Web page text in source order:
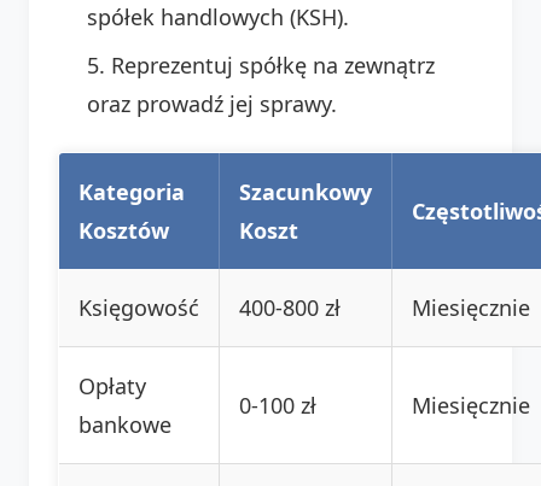
spółek handlowych (KSH).
Reprezentuj spółkę na zewnątrz
oraz prowadź jej sprawy.
Kategoria
Kosztów
Szacunkowy
Koszt
Księgowość 400-800 zł Miesięcznie
Opłaty
bankowe
0-100 zł Miesięcznie